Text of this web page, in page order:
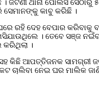
ଥାନା ପୋଲିସ ସେଠାରୁ
କାବୁ କରିଛି ।
ଦେହ ବେପାର କରିବାକୁ
। ତେବେ ସଞ୍ଜ
କରିଥିଲା ।
କିଛି ଆପତ୍ତିଜନକ ସାମଗ୍ରୀ
ଚାଲିବା ନେଇ ଘର ମାଲିକ